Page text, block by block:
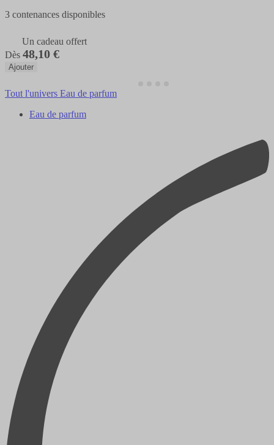
3 contenances disponibles
Un cadeau offert
Dès 48,10 €
Ajouter
Tout l'univers Eau de parfum
Eau de parfum